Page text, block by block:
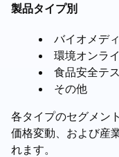
製品タイプ別
バイオメデ
環境オンラ
食品安全テ
その他
各タイプのセグメン
価格変動、および産
れます。